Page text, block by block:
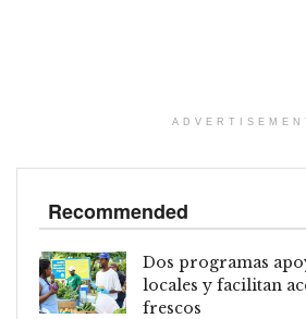
Recommended
Dos programas
locales y facilitan
frescos